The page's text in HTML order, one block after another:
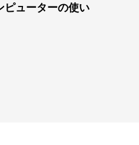
ピューターの使い